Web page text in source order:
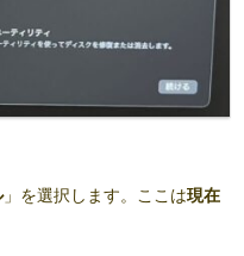
」を選択します。ここは現在